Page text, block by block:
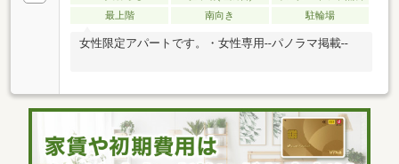
最上階
南向き 駐輪場
女性限定アパートです。・女性専用--パノラマ掲載--